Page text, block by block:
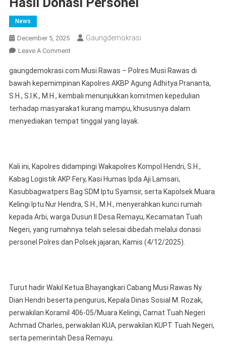
News
December 5, 2025 Gaungdemokrasi
Leave A CommentOn
Kemanusiaan,
Kembalikan
Senyum
Warga
Desa
Musi
Rawas
Serahkan
Kunci
Bedah
Hasil
gaungdemokrasi.com Musi Rawas – Polres Musi Rawas di
bawah kepemimpinan Kapolres AKBP Agung Adhitya Prananta,
S.H., S.I.K., M.H., kembali menunjukkan komitmen kepedulian
terhadap masyarakat kurang mampu, khususnya dalam
menyediakan tempat tinggal yang layak.
Kali ini, Kapolres didampingi Wakapolres Kompol Hendri, S.H.,
Kabag Logistik AKP Fery, Kasi Humas Ipda Aji Lamsari,
Kasubbagwatpers Bag SDM Iptu Syamsir, serta Kapolsek Muara
Kelingi Iptu Nur Hendra, S.H., M.H., menyerahkan kunci rumah
kepada Arbi, warga Dusun II Desa Remayu, Kecamatan Tuah
Negeri, yang rumahnya telah selesai dibedah melalui donasi
personel Polres dan Polsek jajaran, Kamis (4/12/2025).
Turut hadir Wakil Ketua Bhayangkari Cabang Musi Rawas Ny.
Dian Hendri beserta pengurus, Kepala Dinas Sosial M. Rozak,
perwakilan Koramil 406-05/Muara Kelingi, Camat Tuah Negeri
Achmad Charles, perwakilan KUA, perwakilan KUPT Tuah Negeri,
serta pemerintah Desa Remayu.